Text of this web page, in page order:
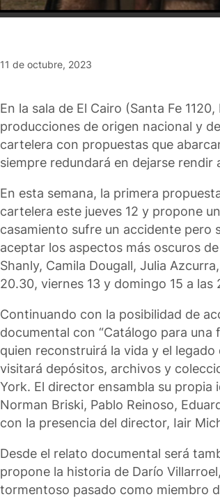
11 de octubre, 2023
En la sala de El Cairo (Santa Fe
producciones de origen nacional y
cartelera con propuestas que
siempre redundará en dejarse
En esta semana, la primera
cartelera este jueves 12 y propone
casamiento sufre un accidente pero
aceptar los aspectos más oscuros
Shanly, Camila Dougall, Julia
20.30, viernes 13 y domingo 15 a
Continuando con la posibilidad de
documental con “Catálogo para una
quien reconstruirá la vida y el
visitará depósitos, archivos y
York. El director ensambla su
Norman Briski, Pablo Reinoso,
con la presencia del director, Iair
Desde el relato documental será
propone la historia de Darío
tormentoso pasado como miembro